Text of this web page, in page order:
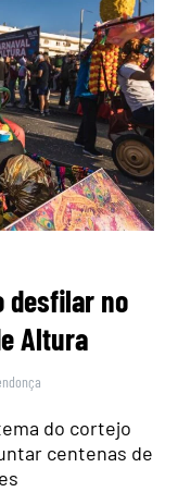
desfilar no
Altura
do cortejo
centenas de